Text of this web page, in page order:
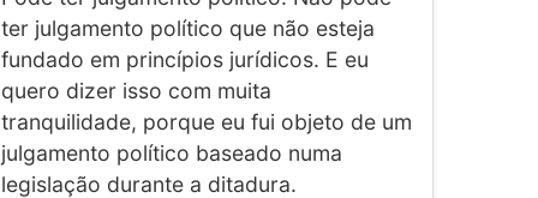
ter julgamento político que não esteja
fundado em princípios jurídicos. E eu
quero dizer isso com muita
tranquilidade, porque eu fui objeto de um
julgamento político baseado numa
legislação durante a ditadura.